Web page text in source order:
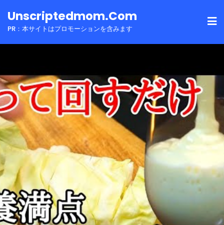
toUnscriptedmom.com
PR：本サイトはプロモーションを含みます